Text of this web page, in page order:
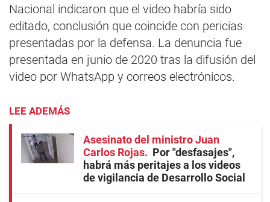
Nacional indicaron que el video habría sido
editado, conclusión que coincide con pericias
presentadas por la defensa. La denuncia fue
presentada en junio de 2020 tras la difusión del
video por WhatsApp y correos electrónicos.
LEE ADEMÁS
Asesinato del ministro Juan
Carlos Rojas
Por "desfasajes",
habrá más peritajes a los videos
de vigilancia de Desarrollo Social